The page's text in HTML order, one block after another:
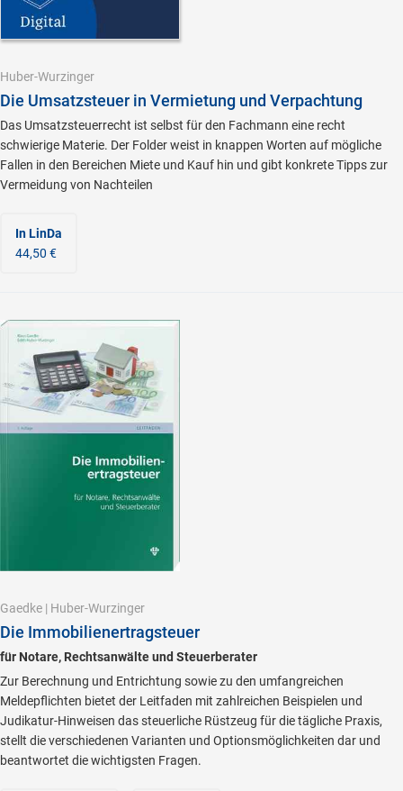
Huber-Wurzinger
Die Umsatzsteuer in Vermietung und Verpachtung
Das Umsatzsteuerrecht ist selbst für den Fachmann eine recht
schwierige Materie. Der Folder weist in knappen Worten auf mögliche
Fallen in den Bereichen Miete und Kauf hin und gibt konkrete Tipps zur
Vermeidung von Nachteilen
In LinDa
44,50 €
Gaedke | Huber-Wurzinger
Die Immobilienertragsteuer
für Notare, Rechtsanwälte und Steuerberater
Zur Berechnung und Entrichtung sowie zu den umfangreichen
Meldepflichten bietet der Leitfaden mit zahlreichen Beispielen und
Judikatur-Hinweisen das steuerliche Rüstzeug für die tägliche Praxis,
stellt die verschiedenen Varianten und Optionsmöglichkeiten dar und
beantwortet die wichtigsten Fragen.